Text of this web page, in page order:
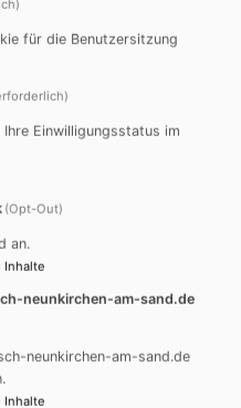
von Weyhern freut
eine so
und
viel Gemeinde- und
in Neuendettelsau,
anschließenden
war sie Pfarrerin
Dekanin im
wechselte sie 2016 als
Dekanat Hersbruck,
ebenfalls bald
für die Benutzersitzung
Einwilligungsstatus im
(Opt-Out)
an.
Inhalte
neunkirchen-am-sand.de
neunkirchen-am-sand.de
Inhalte